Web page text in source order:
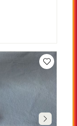
Mahle